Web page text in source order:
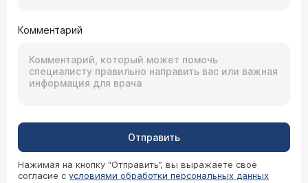
Комментарий
Отправить
Нажимая на кнопку “Отправить”, вы выражаете свое
согласие с условиями обработки персональных данных